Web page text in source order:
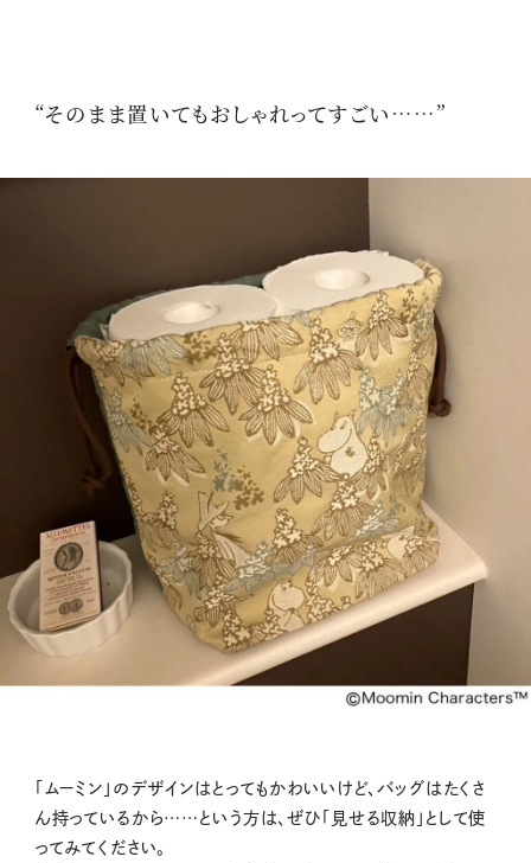
“そのまま置いてもおしゃれってすごい……”
「ムーミン」のデザインはとってもかわいいけど、バッグはたくさ
ん持っているから……という方は、ぜひ「見せる収納」として使
ってみてください。